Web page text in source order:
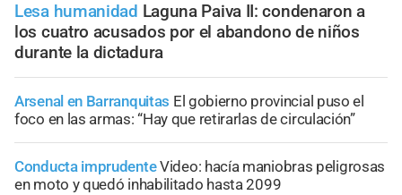
Lesa humanidad Laguna Paiva II: condenaron a
los cuatro acusados por el abandono de niños
durante la dictadura
Arsenal en Barranquitas El gobierno provincial puso el
foco en las armas: “Hay que retirarlas de circulación”
Conducta imprudenteVideo: hacía maniobras peligrosas
en moto y quedó inhabilitado hasta 2099